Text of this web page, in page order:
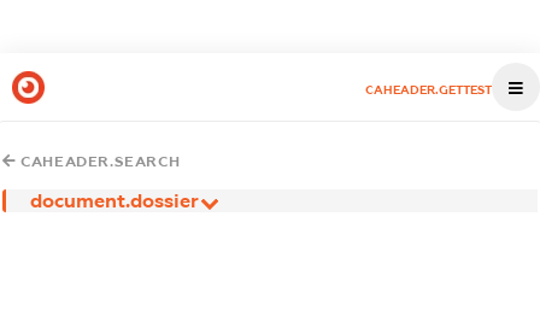
CAHEADER.GETTEST
CAHEADER.SEARCH
document.dossier